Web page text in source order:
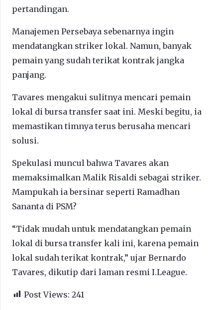
pertandingan.
Manajemen Persebaya sebenarnya ingin
mendatangkan striker lokal. Namun, banyak
pemain yang sudah terikat kontrak jangka
panjang.
Tavares mengakui sulitnya mencari pemain
lokal di bursa transfer saat ini. Meski begitu, ia
memastikan timnya terus berusaha mencari
solusi.
Spekulasi muncul bahwa Tavares akan
memaksimalkan Malik Risaldi sebagai striker.
Mampukah ia bersinar seperti Ramadhan
Sananta di PSM?
“Tidak mudah untuk mendatangkan pemain
lokal di bursa transfer kali ini, karena pemain
lokal sudah terikat kontrak,” ujar Bernardo
Tavares, dikutip dari laman resmi I.League.
Post Views: 241